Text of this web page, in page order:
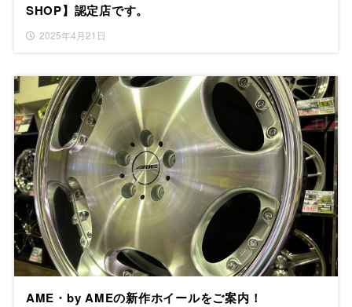
SHOP】認定店です。
2025年4月21日
AME・by AMEの新作ホイールをご案内！